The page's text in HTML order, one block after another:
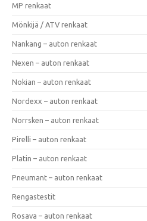
MP renkaat
Mönkijä / ATV renkaat
Nankang – auton renkaat
Nexen – auton renkaat
Nokian – auton renkaat
Nordexx – auton renkaat
Norrsken – auton renkaat
Pirelli – auton renkaat
Platin – auton renkaat
Pneumant – auton renkaat
Rengastestit
Rosava – auton renkaat